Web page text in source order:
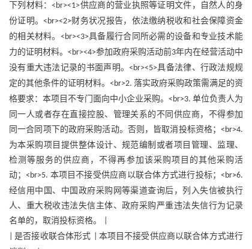
下列材料：<br><1>供应商的营业执照等证明文件，自然人的身
份证明。<br><2>财务状况报告，依法缴纳税收和社会保障资金
的相关材料。 <br><3>具备履行合同所必需的设备和专业技术能
力的证明材料。 <br><4>参加政府采购活动前3年内在经营活动中
没有重大违法记录的书面声明。<br><5>具备法律、行政法规规
定的其他条件的证明材料。 <br>2. 落实政府采购政策需满足的资
格要求：本项目不专门面向中小企业采购。 <br>3. 单位负责人为
同一人或者存在直接控股、管理关系的不同供应商，不得参加
同一合同项下的政府采购活动。否则，皆取消投标资格； <br>4.
为本采购项目提供整体设计、规范编制或者项目管理、监理、
检测等服务的供应商，不得再参加该采购项目的其他采购活
动；<br>5. 本项目不接受供应商以联合体方式进行投标；<br>6.
经信用中国、中国政府采购网等渠道查询后，列入失信被执行
人、重大税收违法失信主体、政府采购严重违法失信行为记录
名单的，取消投标资格。
|是否接收联合体形式
本项目不接受供应商以联合体方式进行